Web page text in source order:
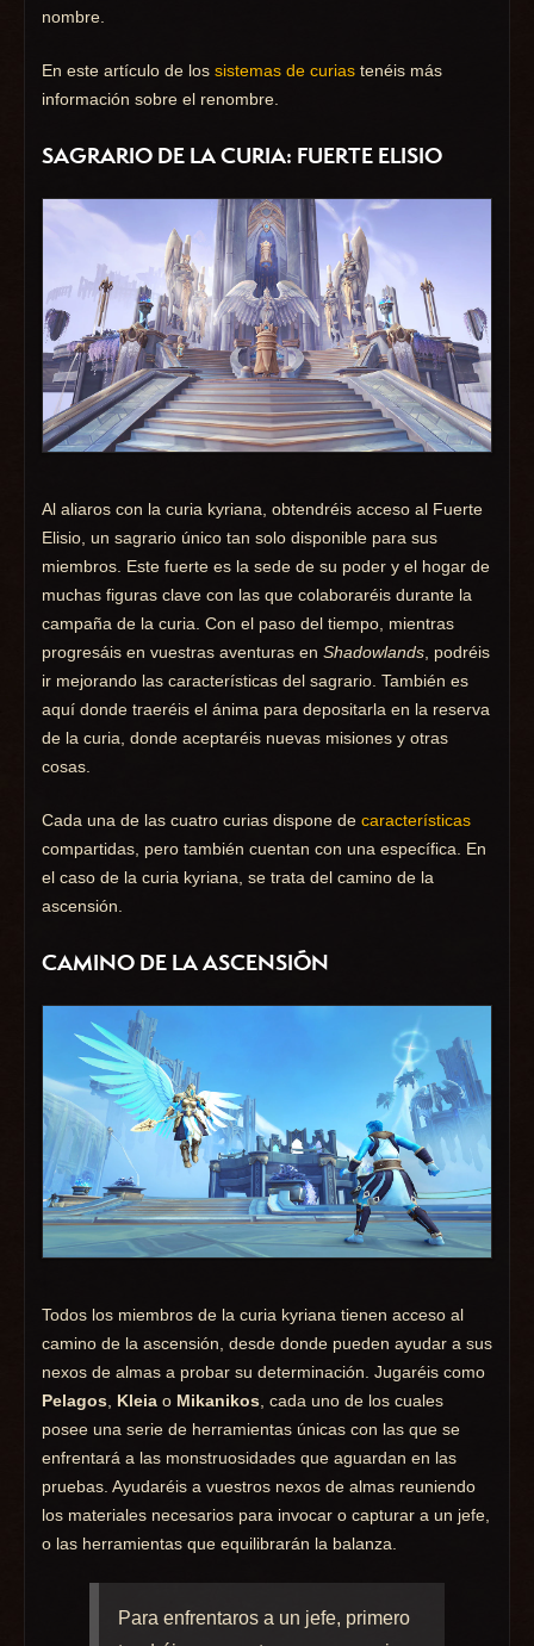
nombre.
En este artículo de los sistemas de curias tenéis más
información sobre el renombre.
SAGRARIO DE LA CURIA: FUERTE ELISIO
Al aliaros con la curia kyriana, obtendréis acceso al Fuerte
Elisio, un sagrario único tan solo disponible para sus
miembros. Este fuerte es la sede de su poder y el hogar de
muchas figuras clave con las que colaboraréis durante la
campaña de la curia. Con el paso del tiempo, mientras
progresáis en vuestras aventuras en Shadowlands , podréis
ir mejorando las características del sagrario. También es
aquí donde traeréis el ánima para depositarla en la reserva
de la curia, donde aceptaréis nuevas misiones y otras
cosas.
Cada una de las cuatro curias dispone de características
compartidas, pero también cuentan con una específica. En
el caso de la curia kyriana, se trata del camino de la
ascensión.
CAMINO DE LA ASCENSIÓN
Todos los miembros de la curia kyriana tienen acceso al
camino de la ascensión, desde donde pueden ayudar a sus
nexos de almas a probar su determinación. Jugaréis como
Pelagos, Kleia o Mikanikos, cada uno de los cuales
posee una serie de herramientas únicas con las que se
enfrentará a las monstruosidades que aguardan en las
pruebas. Ayudaréis a vuestros nexos de almas reuniendo
los materiales necesarios para invocar o capturar a un jefe,
o las herramientas que equilibrarán la balanza.
Para enfrentaros a un jefe, primero